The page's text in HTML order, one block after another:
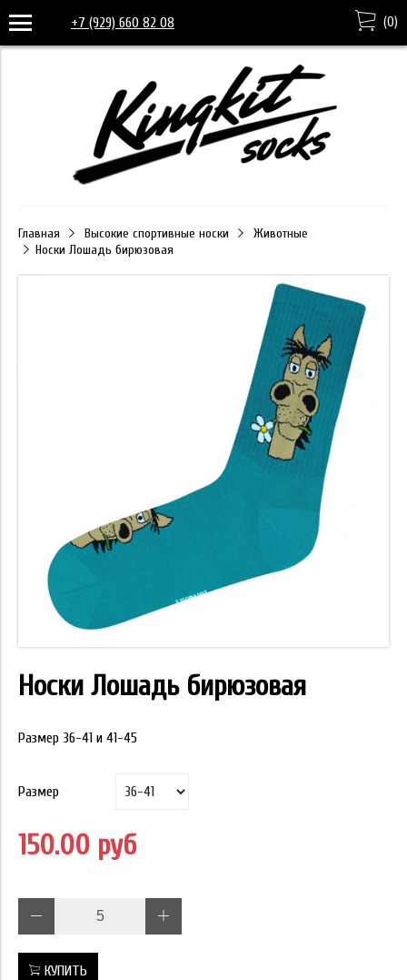
+7 (929) 660 82 08 (0)
Главная Высокие спортивные носки
Животные
Носки Лошадь бирюзовая
Носки Лошадь бирюзовая
Размер 36-41 и 41-45
Размер
150.00 руб
КУПИТЬ